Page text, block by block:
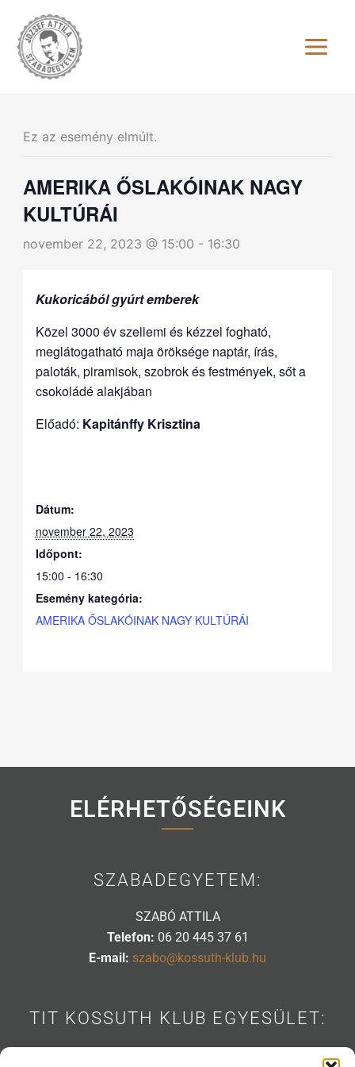
content
Ez az esemény elmúlt.
AMERIKA ŐSLAKÓINAK NAGY
KULTÚRÁI
november 22, 2023 @ 15:00 - 16:30
Kukoricából gyúrt emberek
Közel 3000 év szellemi és kézzel fogható,
meglátogatható maja öröksége naptár, írás,
paloták, piramisok, szobrok és festmények, sőt a
csokoládé alakjában
Előadó: Kapitánffy Krisztina
Dátum:
november 22, 2023
Időpont:
15:00 - 16:30
Esemény kategória:
AMERIKA ŐSLAKÓINAK NAGY KULTÚRÁI
ELÉRHETŐSÉGEINK
SZABADEGYETEM:
SZABÓ ATTILA
Telefon: 06 20 445 37 61
E-mail: szabo@kossuth-klub.hu
TIT KOSSUTH KLUB EGYESÜLET: